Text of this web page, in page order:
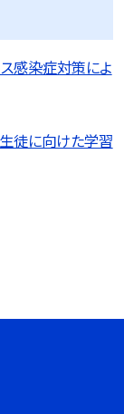
感染症対策によ
徒に向けた学習